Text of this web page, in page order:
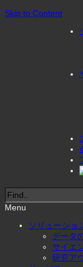
Skip to Content
Menu
ソリューショ
データ
サイエ
研究ア